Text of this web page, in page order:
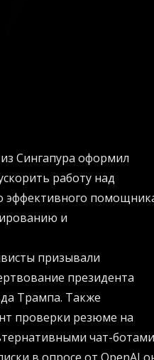
Сингапура оформил
работу над
эффективного
и
призывали
президента
Трампа. Также
проверки резюме на
чат-